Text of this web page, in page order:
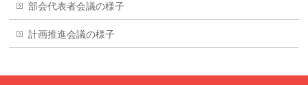
部会代表者会議の様子
計画推進会議の様子